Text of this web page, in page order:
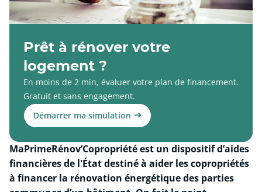
Prêt à rénover votre
logement ?
En moins de 2 min, évaluer votre plan de financement.
Gratuit et sans engagement.
Démarrer ma simulation
MaPrimeRénov’Copropriété est un dispositif d’aides
financières de l'État destiné à aider les copropriétés
à financer la rénovation énergétique des parties